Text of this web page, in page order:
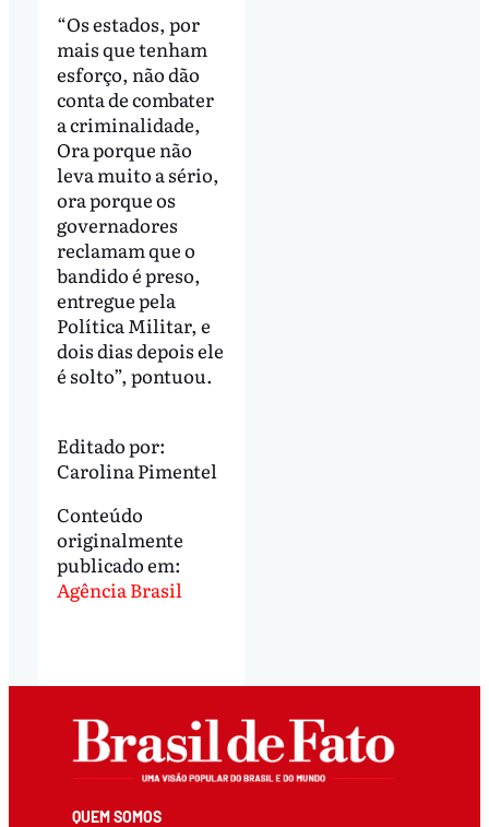
“Os estados, por
mais que tenham
esforço, não dão
conta de combater
a criminalidade,
Ora porque não
leva muito a sério,
ora porque os
governadores
reclamam que o
bandido é preso,
entregue pela
Política Militar, e
dois dias depois ele
é solto”, pontuou.
Editado por:
Carolina Pimentel
Conteúdo
originalmente
publicado em:
Agência Brasil
QUEM SOMOS